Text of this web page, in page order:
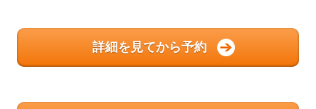
詳細を見てから予約